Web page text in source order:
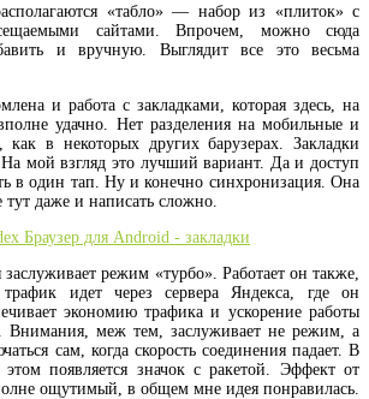
«табло» — набор из «плиток» с
сайтами. Впрочем, можно сюда
и вручную. Выглядит все это весьма
и работа с закладками, которая здесь, на
удачно. Нет разделения на мобильные и
как в некоторых других барузерах. Закладки
мой взгляд это лучший вариант. Да и доступ
в один тап. Ну и конечно синхронизация. Она
тут даже и написать сложно.
режим «турбо». Работает он также,
идет через сервера Яндекса, где он
экономию трафика и ускорение работы
Внимания, меж тем, заслуживает не режим, а
сам, когда скорость соединения падает. В
появляется значок с ракетой. Эффект от
ощутимый, в общем мне идея понравилась.